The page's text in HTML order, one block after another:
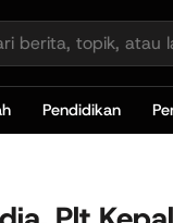
Pendidikan